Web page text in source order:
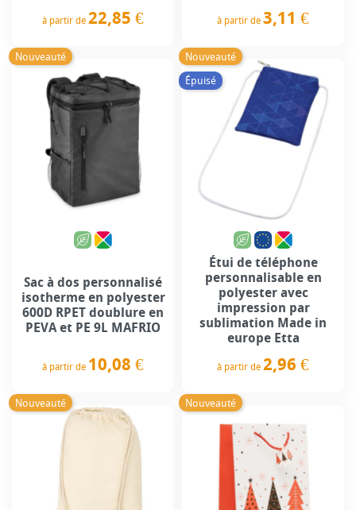
à partir de 22,85 € à partir de 3,11 €
Nouveauté
Sac à dos personnalisé
isotherme en polyester
600D RPET doublure en
PEVA et PE 9L MAFRIO
à partir de 10,08 €
Nouveauté
Épuisé
Étui de téléphone
personnalisable en
polyester avec
impression par
sublimation Made in
europe Etta
à partir de 2,96 €
Nouveauté Nouveauté